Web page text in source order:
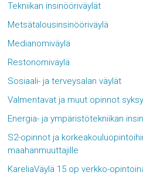
Tekniikan insinööriväylät
Metsätalousinsinööriväylä
Medianomiväylä
Restonomiväylä
Sosiaali- ja terveysalan väylät
Valmentavat ja muut opinnot
Energia- ja ympäristötekniikan
S2-opinnot ja
maahanmuuttajille
KareliaVäylä 15 op verkko-